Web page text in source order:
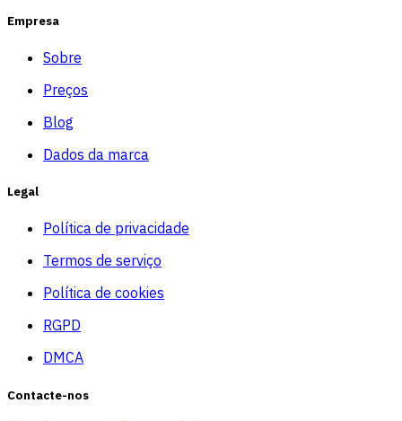
Empresa
Sobre
Preços
Blog
Dados da marca
Legal
Política de privacidade
Termos de serviço
Política de cookies
RGPD
DMCA
Contacte-nos